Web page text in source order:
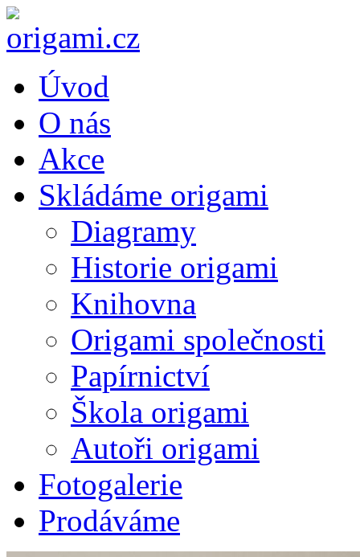
Úvod
O nás
Akce
Skládáme origami
Diagramy
Historie origami
Knihovna
Origami společnosti
Papírnictví
Škola origami
Autoři origami
Fotogalerie
Prodáváme